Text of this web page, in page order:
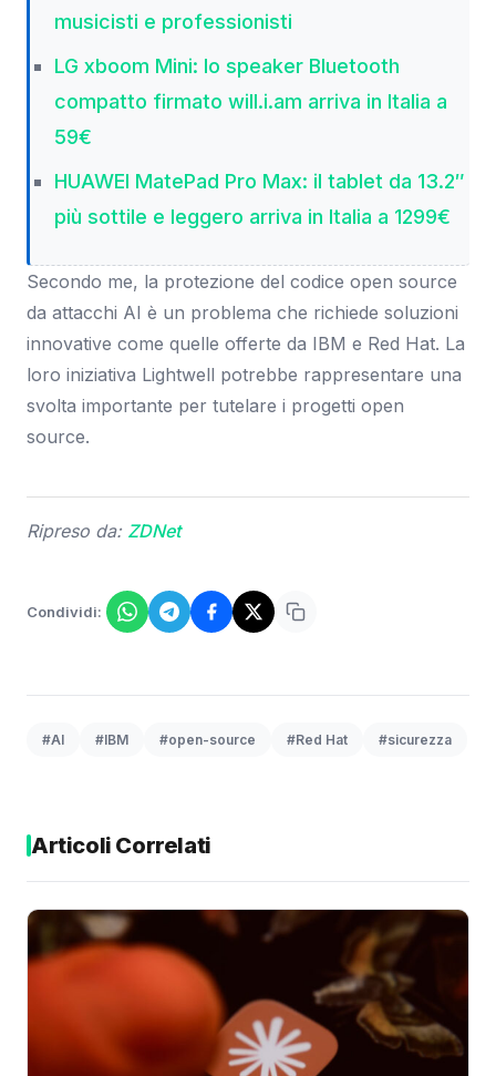
musicisti e professionisti
LG xboom Mini: lo speaker Bluetooth
compatto firmato will.i.am arriva in Italia a
59€
HUAWEI MatePad Pro Max: il tablet da 13.2″
più sottile e leggero arriva in Italia a 1299€
Secondo me, la protezione del codice open source
da attacchi AI è un problema che richiede soluzioni
innovative come quelle offerte da IBM e Red Hat. La
loro iniziativa Lightwell potrebbe rappresentare una
svolta importante per tutelare i progetti open
source.
Ripreso da: ZDNet
Condividi:
#AI #IBM #open-source #Red Hat #sicurezza
Articoli Correlati